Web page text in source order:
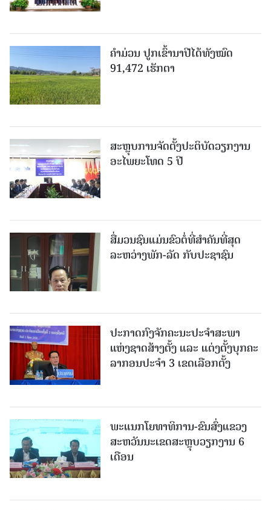
ຄໍາມ່ວນ ປູກເຂົ້ານາປີໄດ້ທັງໝົດ
91,472 ເຮັກຕາ
ສະຫຼຸບການຈັດຕັ້ງປະຕິບັດວຽກງານ
ອະໄພຍະໂທດ 5 ປີ
ສື່ມວນຊົນແມ່ນຂົວຕໍ່ທີ່ສໍາຄັນທີ່ສຸດ
ລະຫວ່າງພັກ-ລັດ ກັບປະຊາຊົນ
ປະກາດກົງຈັກຄະນະປະຈໍາສະພາ
ແຫ່ງຊາດສ້າງຕັ້ງ ແລະ ແຕ່ງຕັ້ງບຸກຄະ
ລາກອນປະຈໍາ 3 ເຂດເລືອກຕັ້ງ
ພະແນກໂຍທາທິການ-ຂົນສົ່ງແຂວງ
ສະຫວັນນະເຂດສະຫຼຸບວຽກງານ 6
ເດືອນ